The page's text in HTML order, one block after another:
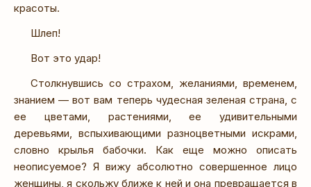
красоты.
Шлеп!
Вот это удар!
Столкнувшись со страхом, желаниями, временем,
знанием — вот вам теперь чудесная зеленая страна, с
ее цветами, растениями, ее удивительными
деревьями, вспыхивающими разноцветными искрами,
словно крылья бабочки. Как еще можно описать
неописуемое? Я вижу абсолютно совершенное лицо
женщины, я скольжу ближе к ней и она превращается в